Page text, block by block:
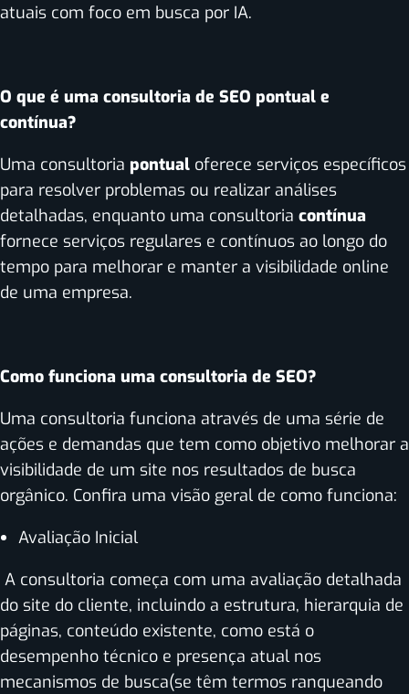
atuais com foco em busca por IA.
O que é uma consultoria de SEO pontual e
contínua?
Uma consultoria pontual oferece serviços específicos
para resolver problemas ou realizar análises
detalhadas, enquanto uma consultoria contínua
fornece serviços regulares e contínuos ao longo do
tempo para melhorar e manter a visibilidade online
de uma empresa.
Como funciona uma consultoria de SEO?
Uma consultoria funciona através de uma série de
ações e demandas que tem como objetivo melhorar a
visibilidade de um site nos resultados de busca
orgânico. Confira uma visão geral de como funciona:
Avaliação Inicial
A consultoria começa com uma avaliação detalhada
do site do cliente, incluindo a estrutura, hierarquia de
páginas, conteúdo existente, como está o
desempenho técnico e presença atual nos
mecanismos de busca(se têm termos ranqueando